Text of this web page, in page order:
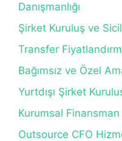
Danışmanlığı
Şirket Kuruluş ve
Transfer
Bağımsız ve Özel
Yurtdışı Şirket
Kurumsal
Outsource CFO